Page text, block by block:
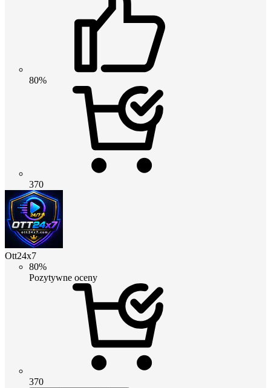
80%
370
Ott24x7
80%
Pozytywne oceny
370